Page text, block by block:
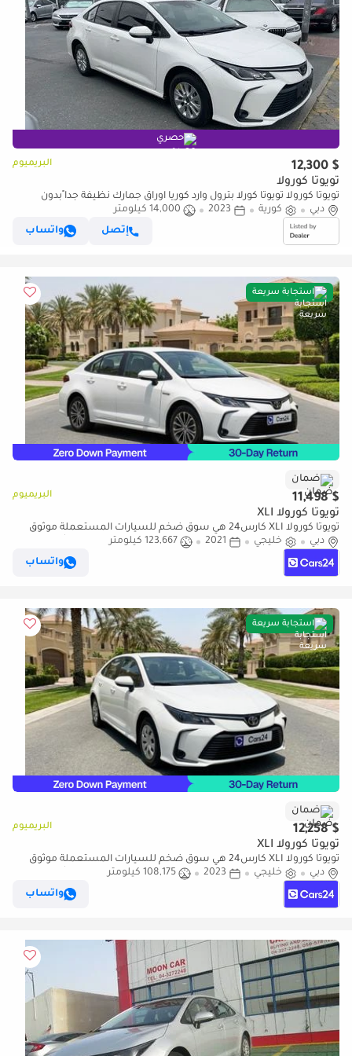
حصري
$ 12,300 البريميوم
تويوتا كورولا
تويوتا كورولا تويوتا كورلا بترول وارد كوريا اوراق جمارك نظيفة جدا ًبدون
حوادث
دبي كورية 2023
14,000 كيلومتر
إتصل
واتساب
استجابة سريعة
ضمان
$ 11,498 البريميوم
تويوتا كورولا XLI
تويوتا كورولا XLI كارس24 هي سوق ضخم للسيارات المستعملة موثوق
ومضمون ٪كارس24 هي سوق ضخم للسيارات المستعملة موثوق
دبي خليجي 2021
123,667 كيلومتر
واتساب
استجابة سريعة
ضمان
$ 12,258 البريميوم
تويوتا كورولا XLI
تويوتا كورولا XLI كارس24 هي سوق ضخم للسيارات المستعملة موثوق
ومضمون ٪كارس24 هي سوق ضخم للسيارات المستعملة موثوق
دبي خليجي 2023
108,175 كيلومتر
واتساب